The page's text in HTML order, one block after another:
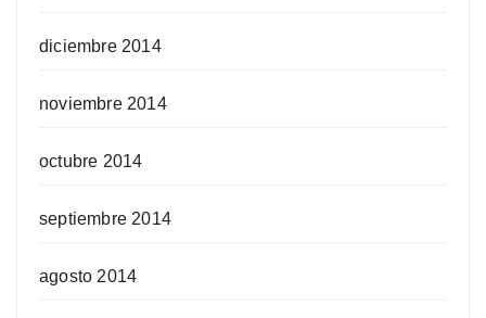
diciembre 2014
noviembre 2014
octubre 2014
septiembre 2014
agosto 2014